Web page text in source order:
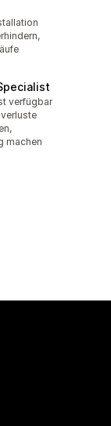
verfügbar
machen